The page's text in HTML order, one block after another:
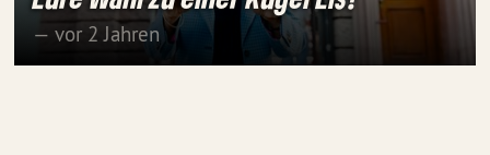
— vor 2 Jahren